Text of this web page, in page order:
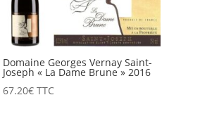
Domaine Georges Vernay Saint-
Joseph « La Dame Brune » 2016
67.20€ TTC